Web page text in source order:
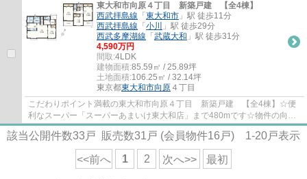
東大和市向原４丁目 新築戸建 【全4棟】
西武拝島線 「 東大和市 」駅 徒歩11分
西武拝島線 「 小川
」駅 徒歩29分
西武多摩湖線 「 武蔵大和 」駅 徒歩31分
4,590万円
間取:4LDK
建物面積:85.59㎡ / 25.89坪
土地面積:106.25㎡ / 32.14坪
東京都東大和市向原 ４丁目
こだわりポイント満載の東大和市向原４丁目 新築戸建 【全4棟】☆便
利なスーパー「スーパーあまいけ東大和店」まで480mです☆物件の向き
は南向きです☆交通の利便性の良い一戸建てをお...
該当公開件数33 戸 販売数31 戸 (会員物件16 戸) 1-20戸表示
<<前へ 1 2 次へ>> 最初